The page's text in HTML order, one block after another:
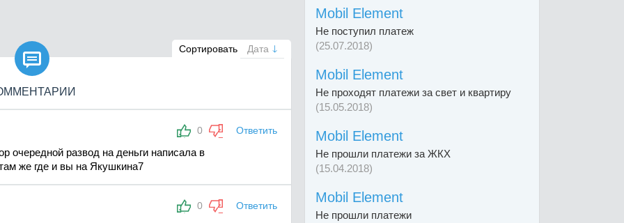
Сортировать Дата

0 Ответить
очередной развод на деньги написала в
же где и вы на Якушкина7
0 Ответить
Mobil Element
Не поступил платеж
(25.07.2018)
Mobil Element
Не проходят платежи за свет и квартиру
(15.05.2018)
Mobil Element
Не прошли платежи за ЖКХ
(15.04.2018)
Mobil Element
Не прошли платежи